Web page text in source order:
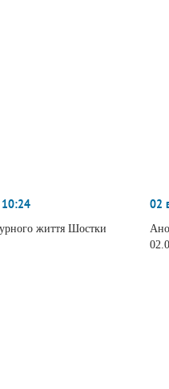
10:24
життя Шостки
02